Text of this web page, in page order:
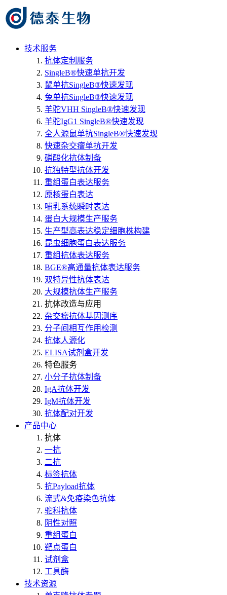
技术服务
抗体定制服务
SingleB®快速单抗开发
鼠单抗SingleB®快速发现
兔单抗SingleB®快速发现
羊驼VHH SingleB®快速发现
羊驼IgG1 SingleB®快速发现
全人源鼠单抗SingleB®快速发现
快速杂交瘤单抗开发
磷酸化抗体制备
抗独特型抗体开发
重组蛋白表达服务
原核蛋白表达
哺乳系统瞬时表达
蛋白大规模生产服务
生产型高表达稳定细胞株构建
昆虫细胞蛋白表达服务
重组抗体表达服务
BGE®高通量抗体表达服务
双特异性抗体表达
大规模抗体生产服务
抗体改造与应用
杂交瘤抗体基因测序
分子间相互作用检测
抗体人源化
ELISA试剂盒开发
特色服务
小分子抗体制备
IgA抗体开发
IgM抗体开发
抗体配对开发
产品中心
抗体
一抗
二抗
标签抗体
抗Payload抗体
流式&免疫染色抗体
驼科抗体
阴性对照
重组蛋白
靶点蛋白
试剂盒
工具酶
技术资源